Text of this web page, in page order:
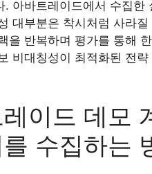
. 아바트레이드에서 수집
대부분은 착시처럼 사라
을 반복하며 평가를 통해
비대칭성이 최적화된 전
이드 데모
수집하는